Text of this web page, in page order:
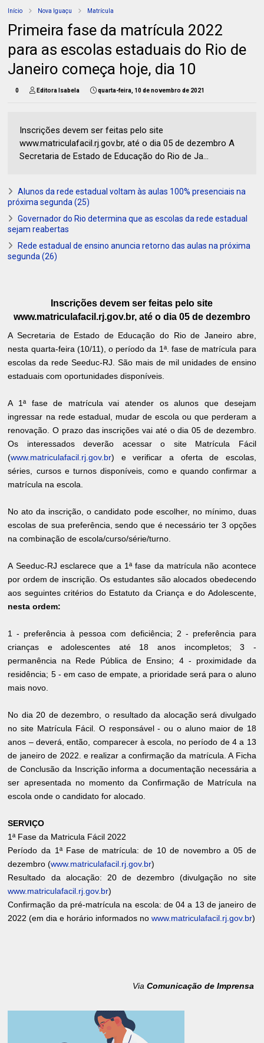
Início Nova Iguaçu Matrícula
Primeira fase da matrícula 2022
para as escolas estaduais do Rio de
Janeiro começa hoje, dia 10
0 Editora Isabela quarta-feira, 10 de novembro de 2021
Inscrições devem ser feitas pelo site
www.matriculafacil.rj.gov.br, até o dia 05 de dezembro A
Secretaria de Estado de Educação do Rio de Ja...
Alunos da rede estadual voltam às aulas 100% presenciais na
próxima segunda (25)
Governador do Rio determina que as escolas da rede estadual
sejam reabertas
Rede estadual de ensino anuncia retorno das aulas na próxima
segunda (26)
Inscrições devem ser feitas pelo site
www.matriculafacil.rj.gov.br, até o dia 05 de dezembro
A Secretaria de Estado de Educação do Rio de Janeiro abre,
nesta quarta-feira (10/11), o período da 1ª. fase de matrícula para
escolas da rede Seeduc-RJ. São mais de mil unidades de ensino
estaduais com oportunidades disponíveis.
A 1ª fase de matrícula vai atender os alunos que desejam
ingressar na rede estadual, mudar de escola ou que perderam a
renovação. O prazo das inscrições vai até o dia 05 de dezembro.
Os interessados deverão acessar o site Matrícula Fácil
(www.matriculafacil.rj.gov.br) e verificar a oferta de escolas,
séries, cursos e turnos disponíveis, como e quando confirmar a
matrícula na escola.
No ato da inscrição, o candidato pode escolher, no mínimo, duas
escolas de sua preferência, sendo que é necessário ter 3 opções
na combinação de escola/curso/série/turno.
A Seeduc-RJ esclarece que a 1ª fase da matrícula não acontece
por ordem de inscrição. Os estudantes são alocados obedecendo
aos seguintes critérios do Estatuto da Criança e do Adolescente,
nesta ordem:
1 - preferência à pessoa com deficiência; 2 - preferência para
crianças e adolescentes até 18 anos incompletos; 3 -
permanência na Rede Pública de Ensino; 4 - proximidade da
residência; 5 - em caso de empate, a prioridade será para o aluno
mais novo.
No dia 20 de dezembro, o resultado da alocação será divulgado
no site Matrícula Fácil. O responsável - ou o aluno maior de 18
anos – deverá, então, comparecer à escola, no período de 4 a 13
de janeiro de 2022. e realizar a confirmação da matrícula. A Ficha
de Conclusão da Inscrição informa a documentação necessária a
ser apresentada no momento da Confirmação de Matrícula na
escola onde o candidato for alocado.
SERVIÇO
1ª Fase da Matricula Fácil 2022
Período da 1ª Fase de matrícula: de 10 de novembro a 05 de
dezembro (www.matriculafacil.rj.gov.br)
Resultado da alocação: 20 de dezembro (divulgação no site
www.matriculafacil.rj.gov.br)
Confirmação da pré-matrícula na escola: de 04 a 13 de janeiro de
2022 (em dia e horário informados nowww.matriculafacil.rj.gov.br)
Via Comunicação de Imprensa